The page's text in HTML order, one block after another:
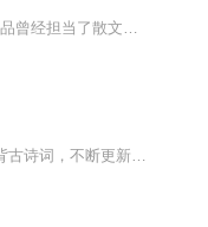
这本“小品精选”主要遴选了从1982年——1999年之间发表在“夜光杯”上的叙事作品。 不错，小品曾经担当了散文的角色，在古代，在近代，乃至现代。但在今天，它愈来愈被认为实这样一种玩艺儿：它篇幅短小，叙事完整，适合表达简单的意思和再现单纯的场景，重趣味，与庄严和崇高有合适的距离。近来，更由于戏剧小品的勃兴而受移化，敷演为一种蕴含戏剧性的叙事文样式。你可以拿它当小说来读，但不要因此忘记它与小说最大的区别在于不虚构事实……这些，正是这部书选文的重要依据。 入选...
点击专辑主播“萌萌小猪背古诗”，选择专辑“小学生必背古诗词 童声朗诵”收听完整专辑！小学生必背古诗词，不断更新中，坚持就是胜利！！！《凉州词》唐 · 王翰葡萄美酒夜光杯，欲饮琵琶马上催。醉卧沙场君莫笑，古来征战几人回？【译文】酒筵上甘醇的葡...